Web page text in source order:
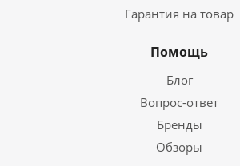
Гарантия на товар
Помощь
Блог
Вопрос-ответ
Бренды
Обзоры